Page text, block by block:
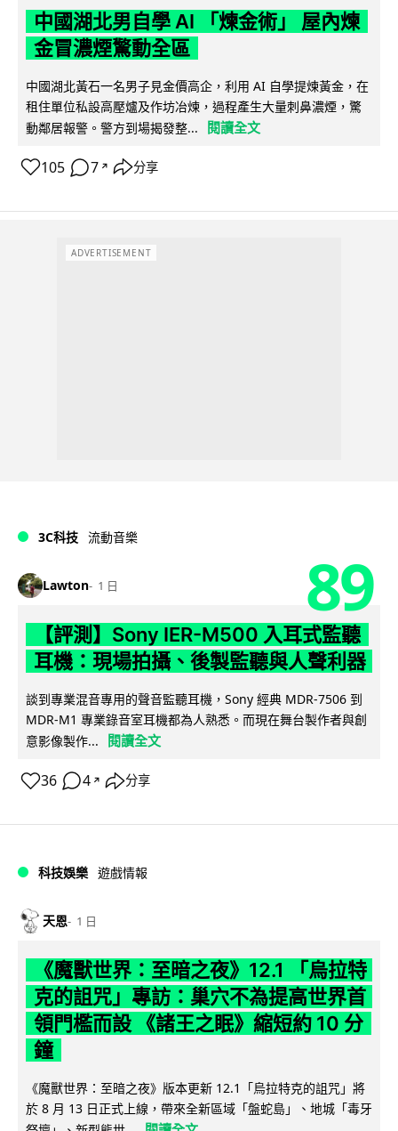
中國湖北男自學 AI 「煉金術」 屋內煉
金冒濃煙驚動全區
中國湖北黃石一名男子見金價高企，利用 AI 自學提煉黃金，在
租住單位私設高壓爐及作坊冶煉，過程產生大量刺鼻濃煙，驚
動鄰居報警。警方到場揭發整...
閱讀全文
105 7 ↗ 分享
ADVERTISEMENT
3C科技 流動音樂
Lawton 1 日 89
【評測】Sony IER-M500 入耳式監聽
耳機：現場拍攝、後製監聽與人聲利器
談到專業混音專用的聲音監聽耳機，Sony 經典 MDR-7506 到
MDR-M1 專業錄音室耳機都為人熟悉。而現在舞台製作者與創
意影像製作...
閱讀全文
36 4 ↗ 分享
科技娛樂 遊戲情報
天恩 1 日
《魔獸世界：至暗之夜》12.1 「烏拉特
克的詛咒」專訪：巢穴不為提高世界首
領門檻而設 《諸王之眠》縮短約 10 分
鐘
《魔獸世界：至暗之夜》版本更新 12.1「烏拉特克的詛咒」將
於 8 月 13 日正式上線，帶來全新區域「盤蛇島」、地城「毒牙